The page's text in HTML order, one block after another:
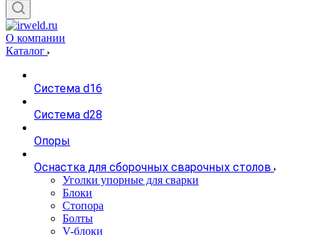
О компании
Каталог
Система d16
Система d28
Опоры
Оснастка для сборочных сварочных столов
Уголки упорные для сварки
Блоки
Стопора
Болты
V-блоки